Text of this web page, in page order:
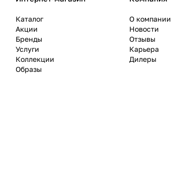
Каталог
Акции
Бренды
Услуги
Коллекции
Образы
О компании
Новости
Отзывы
Карьера
Дилеры